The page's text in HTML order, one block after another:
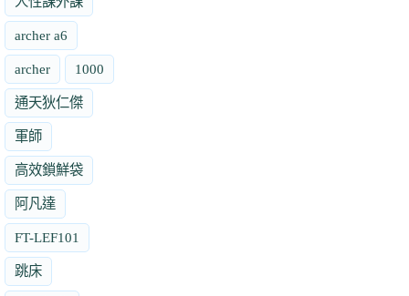
archer a6
archer 1000
通天狄仁傑
軍師
高效鎖鮮袋
阿凡達
FT-LEF101
跳床